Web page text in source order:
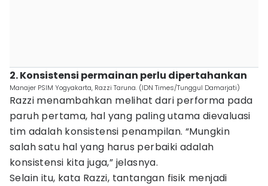
2. Konsistensi permainan perlu dipertahankan
Manajer PSIM Yogyakarta, Razzi Taruna. (IDN Times/Tunggul Damarjati)
Razzi menambahkan melihat dari performa pada
paruh pertama, hal yang paling utama dievaluasi
tim adalah konsistensi penampilan. “Mungkin
salah satu hal yang harus perbaiki adalah
konsistensi kita juga,” jelasnya.
Selain itu, kata Razzi, tantangan fisik menjadi